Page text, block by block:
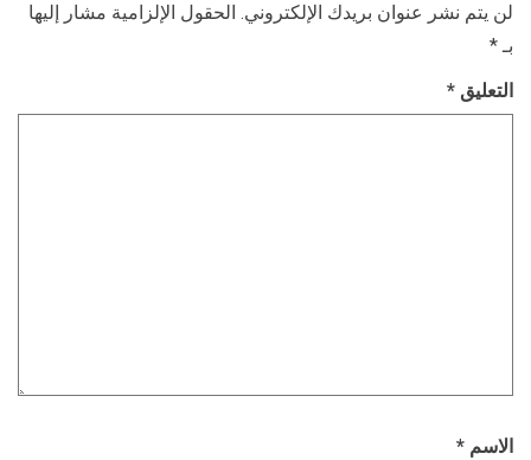
لن يتم نشر عنوان بريدك الإلكتروني. الحقول الإلزامية مشار إليها
بـ*
التعليق *
الاسم *